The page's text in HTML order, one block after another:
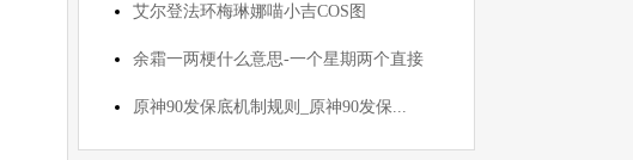
艾尔登法环梅琳娜喵小吉COS图
余霜一两梗什么意思-一个星期两个直接
原神90发保底机制规则_原神90发保...